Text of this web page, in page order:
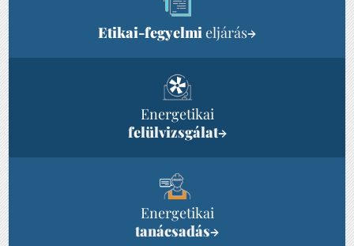
Etikai-fegyelmi eljárás→
Energetikai
felülvizsgálat→
Energetikai
tanácsadás→